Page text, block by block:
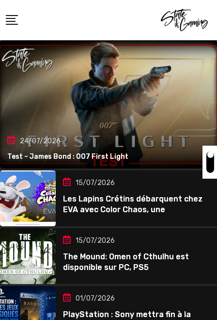
24/07/2026
Test – James Bond : 007 First Light
15/07/2026
Les Lapins Crétins débarquent chez
EVA avec Color Chaos, une
15/07/2026
The Mound: Omen of Cthulhu est
disponible sur PC, PS5
01/07/2026
PlayStation : Sony mettra fin à la